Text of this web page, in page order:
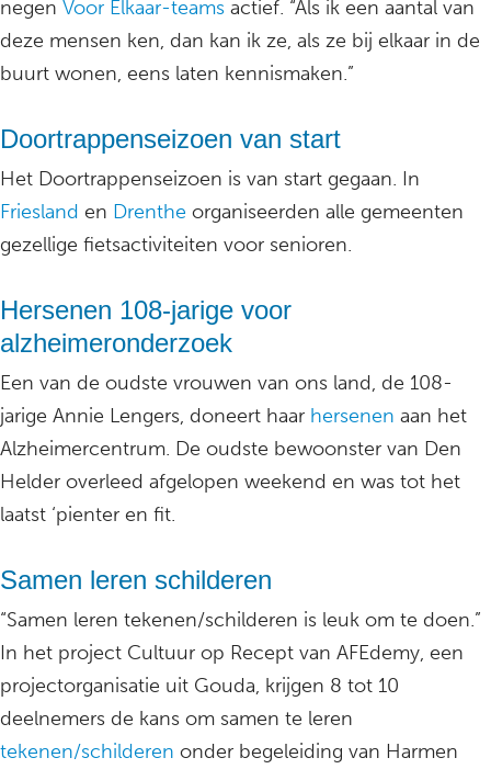
negen Voor Elkaar-teams actief. “Als ik een aantal van
deze mensen ken, dan kan ik ze, als ze bij elkaar in de
buurt wonen, eens laten kennismaken.”
Doortrappenseizoen van start
Het Doortrappenseizoen is van start gegaan. In
Friesland en Drenthe organiseerden alle gemeenten
gezellige fietsactiviteiten voor senioren.
Hersenen 108-jarige voor
alzheimeronderzoek
Een van de oudste vrouwen van ons land, de 108-
jarige Annie Lengers, doneert haar hersenen aan het
Alzheimercentrum. De oudste bewoonster van Den
Helder overleed afgelopen weekend en was tot het
laatst ‘pienter en fit.
Samen leren schilderen
“Samen leren tekenen/schilderen is leuk om te doen.”
In het project Cultuur op Recept van AFEdemy, een
projectorganisatie uit Gouda, krijgen 8 tot 10
deelnemers de kans om samen te leren
tekenen/schilderen onder begeleiding van Harmen